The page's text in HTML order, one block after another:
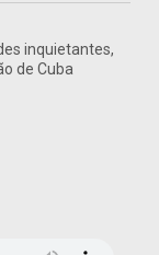
inquietantes,
de Cuba